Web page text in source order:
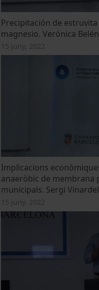
Precipitación de
magnesio. Verónica
15 juny, 2022
Implicacions
anaeròbic de membrana
municipals. Sergi
15 juny, 2022